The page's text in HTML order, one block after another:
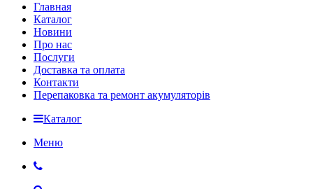
Главная
Каталог
Новини
Про нас
Послуги
Доставка та оплата
Контакти
Перепаковка та ремонт акумуляторів
Каталог
Меню